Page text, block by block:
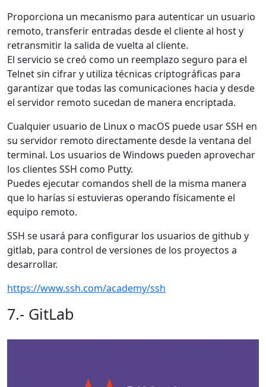
Proporciona un mecanismo para autenticar un usuario
remoto, transferir entradas desde el cliente al host y
retransmitir la salida de vuelta al cliente.
El servicio se creó como un reemplazo seguro para el
Telnet sin cifrar y utiliza técnicas criptográficas para
garantizar que todas las comunicaciones hacia y desde
el servidor remoto sucedan de manera encriptada.
Cualquier usuario de Linux o macOS puede usar SSH en
su servidor remoto directamente desde la ventana del
terminal. Los usuarios de Windows pueden aprovechar
los clientes SSH como Putty.
Puedes ejecutar comandos shell de la misma manera
que lo harías si estuvieras operando físicamente el
equipo remoto.
SSH se usará para configurar los usuarios de github y
gitlab, para control de versiones de los proyectos a
desarrollar.
https://www.ssh.com/academy/ssh
7.- GitLab